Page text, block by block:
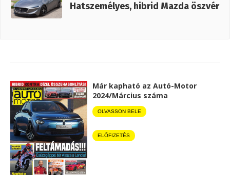
Hatszemélyes, hibrid Mazda öszvér
Már kapható az Autó-Motor
2024/Március száma
OLVASSON BELE
ELŐFIZETÉS